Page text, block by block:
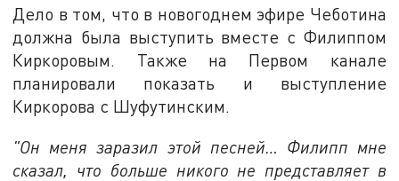
Дело в том, что в новогоднем эфире Чеботина
должна была выступить вместе с Филиппом
Киркоровым. Также на Первом канале
планировали показать и выступление
Киркорова с Шуфутинским.
"Он меня заразил этой песней… Филипп мне
сказал, что больше никого не представляет в